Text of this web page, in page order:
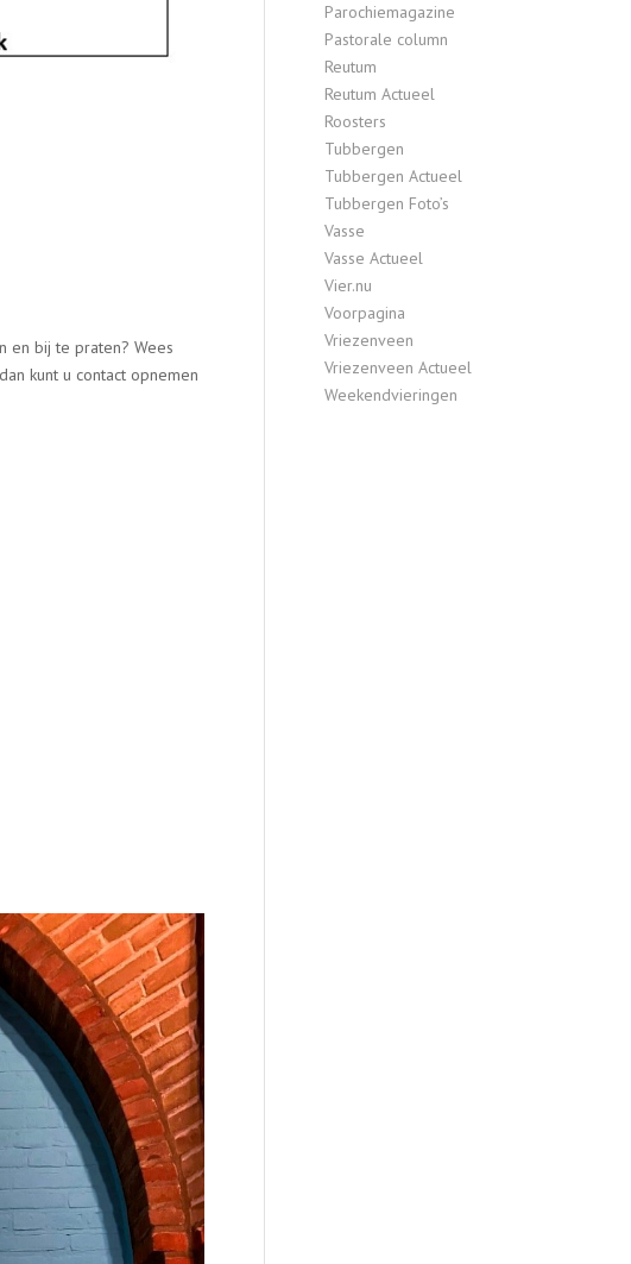
en bij te praten? Wees
kunt u contact opnemen
Parochiemagazine
Pastorale column
Reutum
Reutum Actueel
Roosters
Tubbergen
Tubbergen Actueel
Tubbergen Foto’s
Vasse
Vasse Actueel
Vier.nu
Voorpagina
Vriezenveen
Vriezenveen Actueel
Weekendvieringen